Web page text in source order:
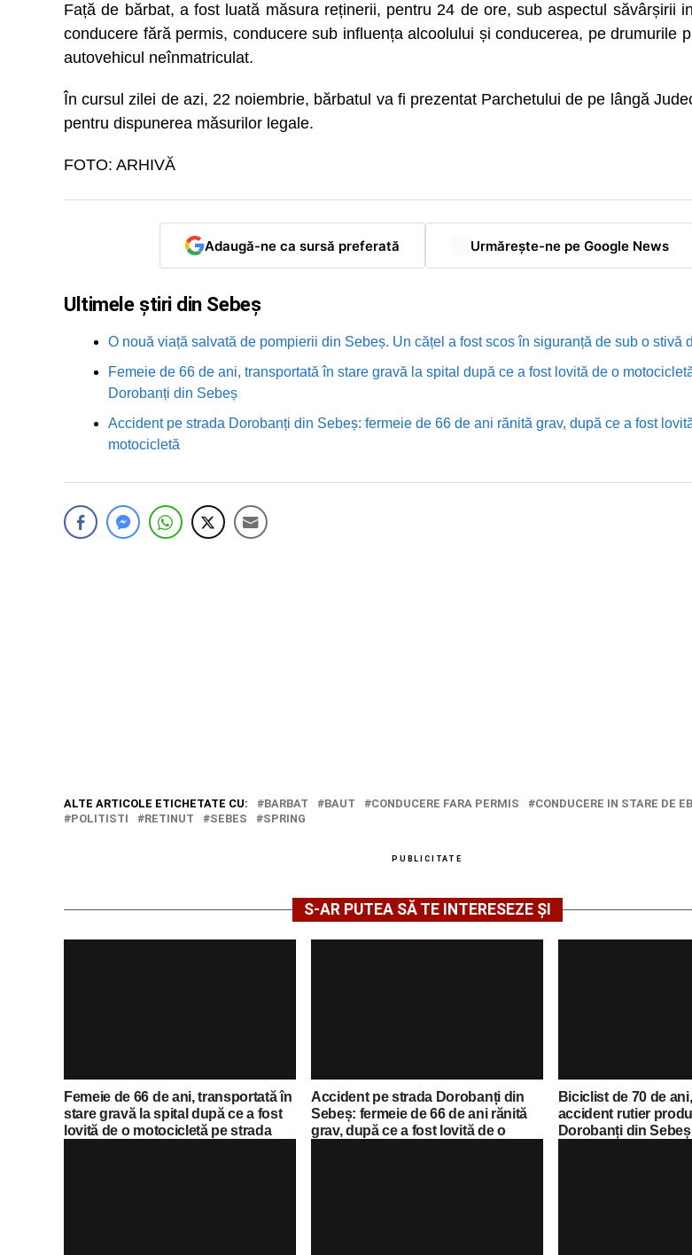
Față de bărbat, a fost luată măsura reținerii, pentru 24 de ore, sub aspectul săvârșirii
conducere fără permis, conducere sub influența alcoolului și conducerea, pe drumurile
autovehicul neînmatriculat.
În cursul zilei de azi, 22 noiembrie, bărbatul va fi prezentat Parchetului de pe lângă
pentru dispunerea măsurilor legale.
FOTO: ARHIVĂ
Adaugă-ne ca sursă preferată Urmărește-ne pe Google News
Ultimele știri din Sebeș
O nouă viață salvată de pompierii din Sebeș. Un cățel a fost scos în siguranță de sub o stivă
Femeie de 66 de ani, transportată în stare gravă la spital după ce a fost lovită de o
Dorobanți din Sebeș
Accident pe strada Dorobanți din Sebeș: fermeie de 66 de ani rănită grav, după ce a fost
motocicletă
ALTE ARTICOLE ETICHETATE CU: BARBAT BAUT CONDUCERE FARA PERMIS
CONDUCERE IN STARE DE
POLITISTI
RETINUT SEBES SPRING
PUBLICITATE
S-AR PUTEA SĂ TE INTERESEZE ȘI
Femeie de 66 de ani, transportată în
stare gravă la spital după ce a fost
lovită de o motocicletă pe strada
Accident pe strada Dorobanți din
Sebeș: fermeie de 66 de ani rănită
grav, după ce a fost lovită de o
Biciclist de 70 de
accident rutier
Dorobanți din Sebeș